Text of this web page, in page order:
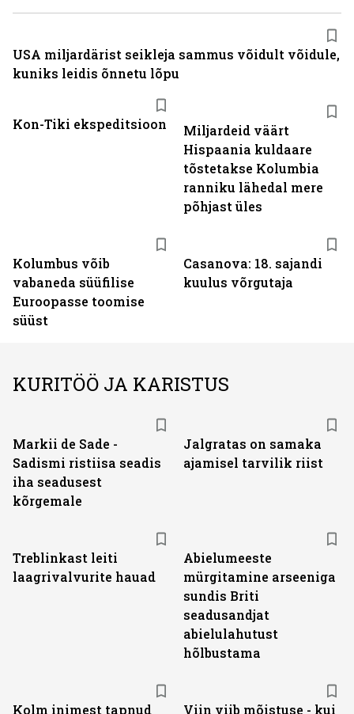
Kon-Tiki ekspeditsioon
Miljardeid väärt
Hispaania kuldaare
tõstetakse Kolumbia
ranniku lähedal mere
põhjast üles
Kolumbus võib
vabaneda süüfilise
Euroopasse toomise
süüst
Casanova: 18. sajandi
kuulus võrgutaja
USA miljardärist seikleja sammus võidult võidule,
kuniks leidis õnnetu lõpu
KURITÖÖ JA KARISTUS
Markii de Sade -
Sadismi ristiisa seadis
iha seadusest
kõrgemale
Jalgratas on samaka
ajamisel tarvilik riist
Treblinkast leiti
laagrivalvurite hauad
Abielumeeste
mürgitamine arseeniga
sundis Briti
seadusandjat
abielulahutust
hõlbustama
Kolm inimest tapnud Viin viib mõistuse - kui